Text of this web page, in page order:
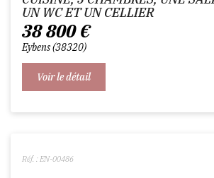
UN WC ET UN CELLIER
38 800 €
Eybens 38320
Voir le détail
Réf. : EN-00486